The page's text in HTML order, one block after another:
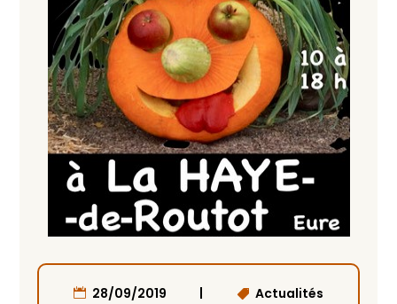
28/09/2019 | Actualités